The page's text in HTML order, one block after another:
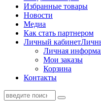
Избранные товары
Новости
Медиа
Как стать партнером
Личный кабинет
Личная
Мои заказы
Корзина
Контакты